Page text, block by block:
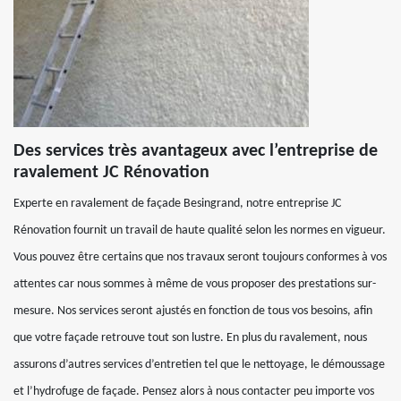
Des services très avantageux avec l’entreprise de
ravalement JC Rénovation
Experte en ravalement de façade Besingrand, notre entreprise JC
Rénovation fournit un travail de haute qualité selon les normes en vigueur.
Vous pouvez être certains que nos travaux seront toujours conformes à vos
attentes car nous sommes à même de vous proposer des prestations sur-
mesure. Nos services seront ajustés en fonction de tous vos besoins, afin
que votre façade retrouve tout son lustre. En plus du ravalement, nous
assurons d’autres services d’entretien tel que le nettoyage, le démoussage
et l’hydrofuge de façade. Pensez alors à nous contacter peu importe vos